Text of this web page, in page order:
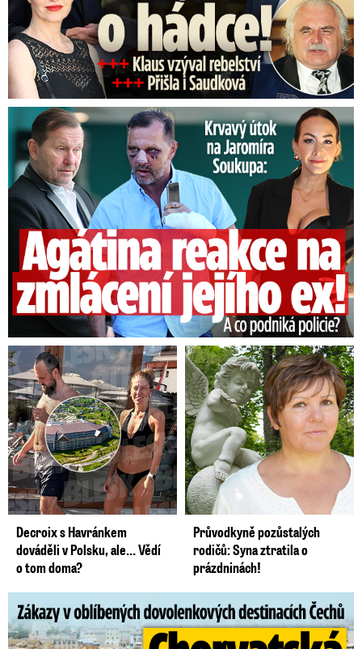
Útok na Jaromíra Soukupa: Reakce Agáty na zmlácení jejího ex
Decroix s Havránkem
dováděli v Polsku, ale… Vědí
o tom doma?
Průvodkyně pozůstalých
rodičů: Syna ztratila o
prázdninách!
Zákazy v dovolenkových rájích: Restrikce proti naháčům!